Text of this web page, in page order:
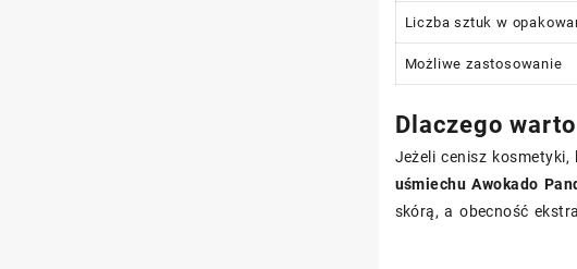
Liczba sztuk w
Możliwe zastosowanie
Dlaczego
Jeżeli cenisz
uśmiechu Awokado
skórą, a obecność